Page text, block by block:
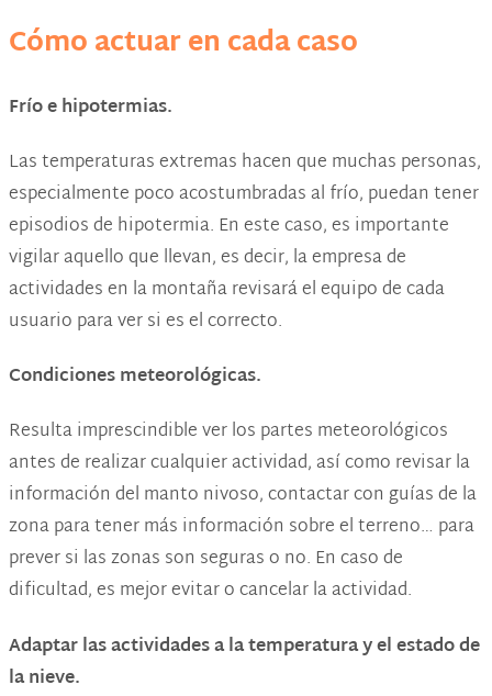
Cómo actuar en cada caso
Frío e hipotermias.
Las temperaturas extremas hacen que muchas personas,
especialmente poco acostumbradas al frío, puedan tener
episodios de hipotermia. En este caso, es importante
vigilar aquello que llevan, es decir, la empresa de
actividades en la montaña revisará el equipo de cada
usuario para ver si es el correcto.
Condiciones meteorológicas.
Resulta imprescindible ver los partes meteorológicos
antes de realizar cualquier actividad, así como revisar la
información del manto nivoso, contactar con guías de la
zona para tener más información sobre el terreno… para
prever si las zonas son seguras o no. En caso de
dificultad, es mejor evitar o cancelar la actividad.
Adaptar las actividades a la temperatura y el estado de
la nieve.